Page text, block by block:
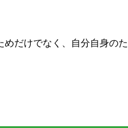
だけでなく、自分自身のた